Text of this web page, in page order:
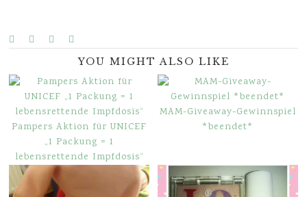
YOU MIGHT ALSO LIKE
Pampers Aktion für UNICEF
„1 Packung = 1
lebensrettende Impfdosis“
MAM-Giveaway-Gewinnspiel
*beendet*